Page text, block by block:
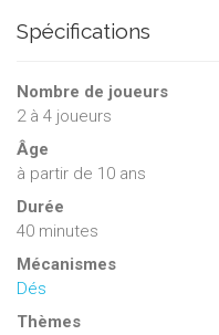
Spécifications
Nombre de joueurs
2à 4 joueurs
Âge
à partir de 10 ans
Durée
40 minutes
Mécanismes
Dés
Thèmes